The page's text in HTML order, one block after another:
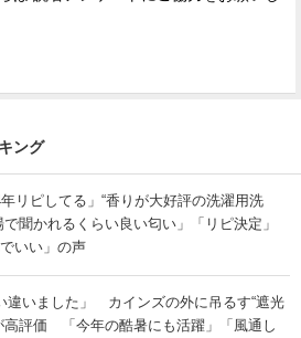
ング
年リピしてる」“香りが大好評の洗濯用洗
で聞かれるくらい良い匂い」「リピ決定」
でいい」の声
違いました」 カインズの外に吊るす“遮光
高評価 「今年の酷暑にも活躍」「風通し